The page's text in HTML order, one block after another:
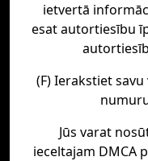
ietvertā
esat autortiesību
(F) Ierakstiet
Jūs varat
ieceltajam DMCA